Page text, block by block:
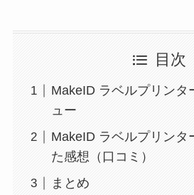
目次
MakeID ラベルプリンタ
ュー
MakeID ラベルプリンタ
た感想（口コミ）
まとめ